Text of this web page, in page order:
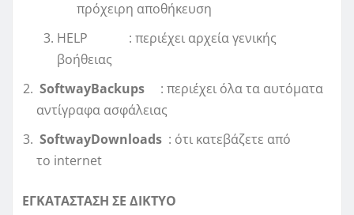
πρόχειρη αποθήκευση
HELP : περιέχει αρχεία γενικής
βοήθειας
SoftwayBackups : περιέχει όλα τα αυτόματα
αντίγραφα ασφάλειας
SoftwayDownloads : ότι κατεβάζετε από
το internet
ΕΓΚΑΤΑΣΤΑΣΗ ΣΕ ΔΙΚΤΥΟ